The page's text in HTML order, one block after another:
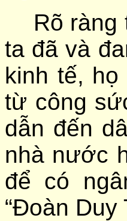
Rõ
ta đã và
kinh tế, họ
từ công
dẫn đến
nhà nước
để có
“Đoàn Duy